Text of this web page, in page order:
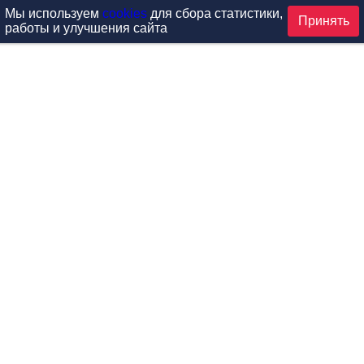
Мы используем cookiesдля сбора статистики,
работы и улучшения сайта
Принять